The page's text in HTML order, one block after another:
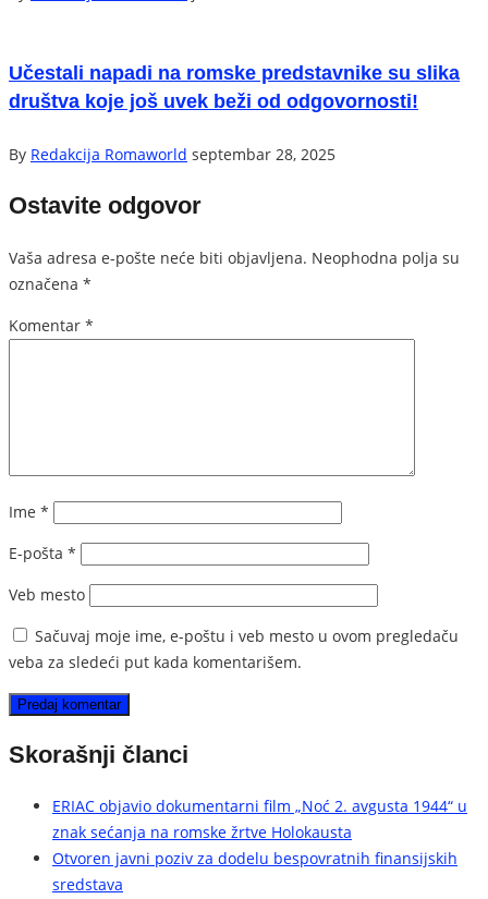
Učestali napadi na romske predstavnike su slika
društva koje još uvek beži od odgovornosti!
By Redakcija Romaworld septembar 28, 2025
Ostavite odgovor
Vaša adresa e-pošte neće biti objavljena. Neophodna polja su
označena *
Komentar *
Ime *
E-pošta *
Veb mesto
Sačuvaj moje ime, e-poštu i veb mesto u ovom pregledaču
veba za sledeći put kada komentarišem.
Skorašnji članci
ERIAC objavio dokumentarni film „Noć 2. avgusta 1944“ u
znak sećanja na romske žrtve Holokausta
Otvoren javni poziv za dodelu bespovratnih finansijskih
sredstava